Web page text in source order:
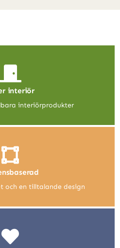
interiör
interiörprodukter
och en tilltalande design